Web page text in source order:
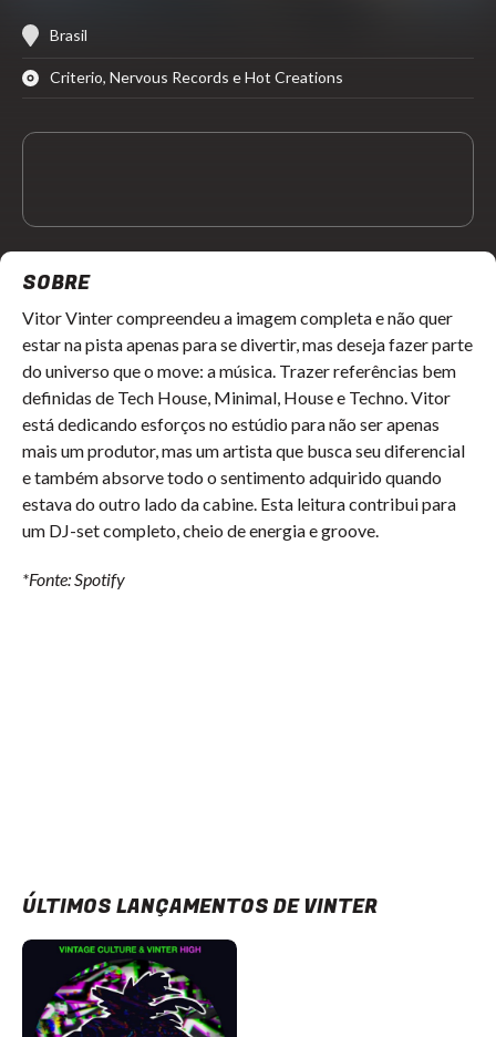
Brasil
Criterio, Nervous Records e Hot Creations
SOBRE
Vitor Vinter compreendeu a imagem completa e não quer
estar na pista apenas para se divertir, mas deseja fazer parte
do universo que o move: a música. Trazer referências bem
definidas de Tech House, Minimal, House e Techno. Vitor
está dedicando esforços no estúdio para não ser apenas
mais um produtor, mas um artista que busca seu diferencial
e também absorve todo o sentimento adquirido quando
estava do outro lado da cabine. Esta leitura contribui para
um DJ-set completo, cheio de energia e groove.
*Fonte: Spotify
ÚLTIMOS LANÇAMENTOS DE VINTER